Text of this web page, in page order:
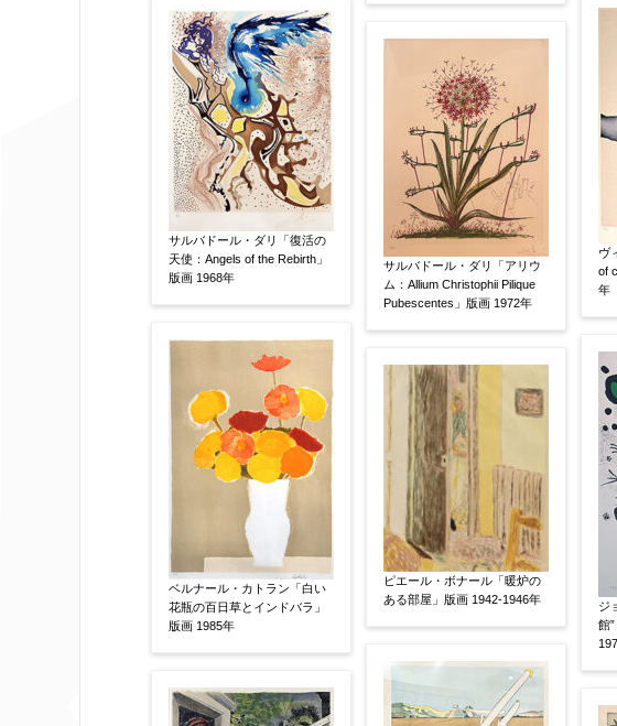
その他
限定番号 【任意】
制作年 【任意】
売却希望時期 【任意】
すぐに売りたい
電話で相談したい その他
他社様の査定価格
【任意】
会社名：
※他社様からご提示された査定額がございましたらお知
事申し上げます。
作品コンディション 【任意】
サルバドール・ダリ「復活の
天使：Angels of the Rebirth」
版画 1968年
ベルナール・カトラン「白い
花瓶の百日草とインドバラ」
版画 1985年
サルバドール・ダリ「アリウ
ム：Allium Christophii Pilique
Pubescentes」版画 1972年
ピエール・ボナール「暖炉の
ある部屋」版画 1942-1946年
ヴ
of
年
ジ
館